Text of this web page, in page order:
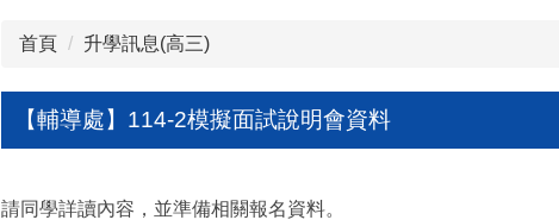
首頁 升學訊息(高三)
【輔導處】114-2模擬面試說明會資料
請同學詳讀內容，並準備相關報名資料。